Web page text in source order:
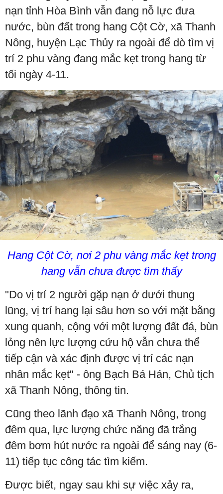
nạn tỉnh Hòa Bình vẫn đang nỗ lực đưa
nước, bùn đất trong hang Cột Cờ, xã Thanh
Nông, huyện Lạc Thủy ra ngoài để dò tìm vị
trí 2 phu vàng đang mắc kẹt trong hang từ
tối ngày 4-11.
Hang Cột Cờ, nơi 2 phu vàng mắc kẹt trong
hang vẫn chưa được tìm thấy
"Do vị trí 2 người gặp nạn ở dưới thung
lũng, vị trí hang lại sâu hơn so với mặt bằng
xung quanh, cộng với một lượng đất đá, bùn
lỏng nên lực lượng cứu hộ vẫn chưa thể
tiếp cận và xác định được vị trí các nạn
nhân mắc kẹt" - ông Bạch Bá Hán, Chủ tịch
xã Thanh Nông, thông tin.
Cũng theo lãnh đạo xã Thanh Nông, trong
đêm qua, lực lượng chức năng đã trắng
đêm bơm hút nước ra ngoài để sáng nay (6-
11) tiếp tục công tác tìm kiếm.
Được biết, ngay sau khi sự việc xảy ra,